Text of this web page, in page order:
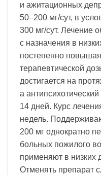
и ажитационных
50–200 мг/сут, в
300 мг/сут. Лечение
с назначения в
постепенно
терапевтической
достигается на
а
14 дней. Курс
недель.
200 мг однократно
больных пожилого
применяют в низких
Отменять препарат